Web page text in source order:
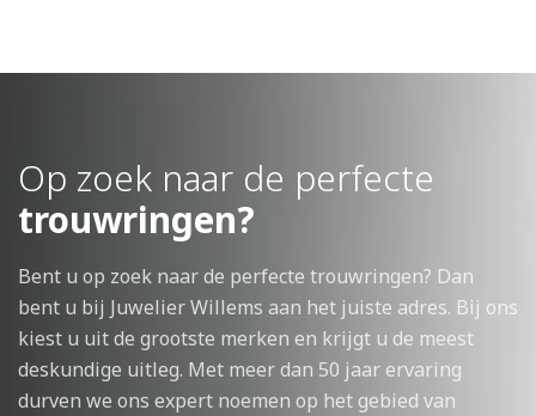
Op zoek naar de perfecte
trouwringen?
Bent u op zoek naar de perfecte trouwringen? Dan
bent u bij Juwelier Willems aan het juiste adres. Bij ons
kiest u uit de grootste merken en krijgt u de meest
deskundige uitleg. Met meer dan 50 jaar ervaring
durven we ons expert noemen op het gebied van